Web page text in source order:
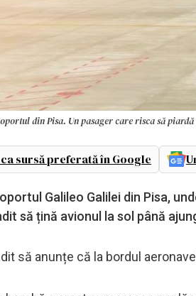
din Pisa. Un pasager care risca să
sursă preferată în Google
Galileo Galilei din Pisa,
să țină avionul la sol până
să anunțe că la bordul